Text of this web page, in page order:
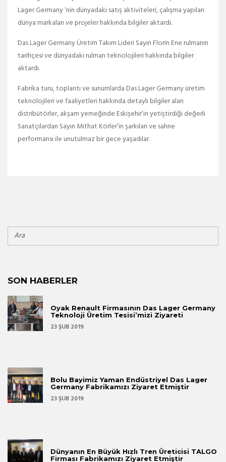
Lager Germany ‘nin dünyadaki satış aktiviteleri, çalışma yapılan
dünya markaları ve projeler hakkında bilgiler aktardı.
Das Lager Germany Üretim Takım Lideri Sayın Florin Ene rulmanın
tarihçesi ve dünyadaki rulman teknolojileri hakkında bilgiler
aktardı.
Fabrika turu, toplantı ve sunumlarda Das Lager Germany üretim
teknolojileri ve faaliyetleri hakkında detaylı bilgiler alan
distribütörler, akşam yemeğinde Eskişehir’in yetiştirdiği değerli
Sanatçılardan Sayın Mithat Körler’in şarkıları ve sahne
performansı ile unutulmaz bir gece yaşadılar.
SON HABERLER
Oyak Renault Firmasının Das Lager Germany
Teknoloji Üretim Tesisi’mizi Ziyareti
23 ŞUB 2019
Bolu Bayimiz Yaman Endüstriyel Das Lager
Germany Fabrikamızı Ziyaret Etmiştir
23 ŞUB 2019
Dünyanın En Büyük Hızlı Tren Üreticisi TALGO
Firması Fabrikamızı Ziyaret Etmiştir